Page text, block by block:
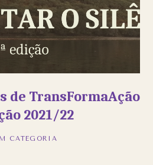
de TransFormaAção
2021/22
CATEGORIA